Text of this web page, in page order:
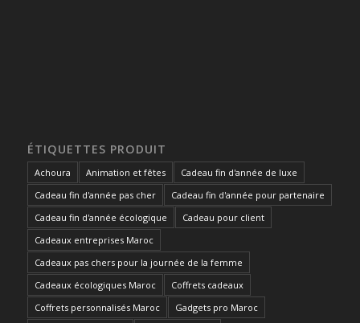
ÉTIQUETTES PRODUIT
Achoura Animation et fêtes
Cadeau fin d'année de luxe
Cadeau fin d'année pas cher
Cadeau fin d'année pour partenaire
Cadeau fin d'année écologique
Cadeau pour client
Cadeaux entreprises Maroc
Cadeaux pas chers pour la journée de la femme
Cadeaux écologiques Maroc
Coffrets cadeaux
Coffrets personnalisés Maroc
Gadgets pro Maroc